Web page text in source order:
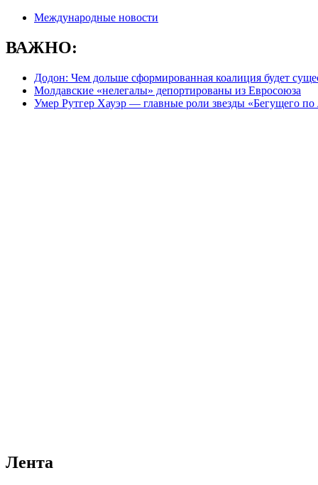
Международные новости
ВАЖНО:
Додон: Чем дольше сформированная коалиция будет
Молдавские «нелегалы» депортированы из Евросоюза
Умер Рутгер Хауэр — главные роли звезды «Бегущего по
Лента